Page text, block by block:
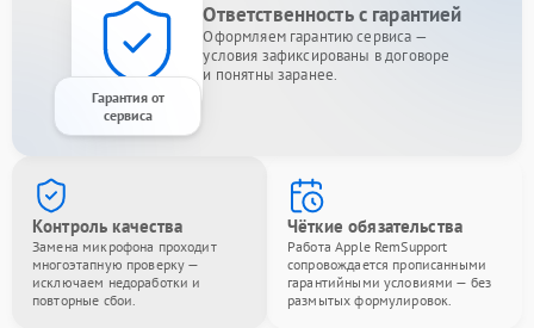
Гарантия от
сервиса
Ответственность с гарантией
Оформляем гарантию сервиса —
условия зафиксированы в договоре
и понятны заранее.
Контроль качества
Замена микрофона проходит
многоэтапную проверку —
исключаем недоработки и
повторные сбои.
Чёткие обязательства
Работа Apple RemSupport
сопровождается прописанными
гарантийными условиями — без
размытых формулировок.